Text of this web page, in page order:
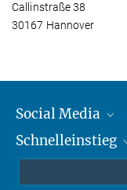
Callinstraße 38
30167 Hannover
Social Media
Mastodon
Schnelleinstieg